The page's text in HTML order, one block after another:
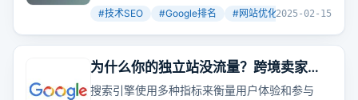
令人困惑或由于不符合SEO维护的基本原则而无
很难获得良好的排名。
#技术SEO #Google排名 #网站优化 +2
2025-02-15
为什么你的独立站没流量？跨境卖家必
学的Google SEO实战技巧！
搜索引擎使用多种指标来衡量用户体验和参与